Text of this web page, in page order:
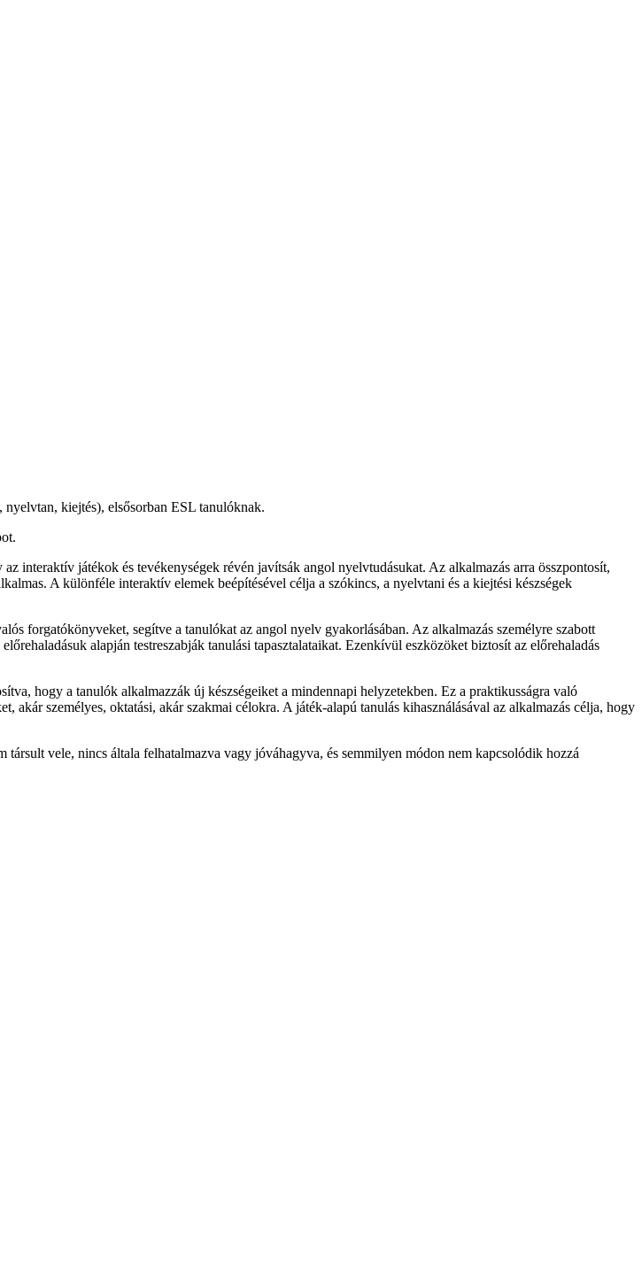
kiejtés), elsősorban ESL tanulóknak.
interaktív játékok és tevékenységek révén javítsák angol nyelvtudásukat. Az alkalmazás arra összpontosít,
A különféle interaktív elemek beépítésével célja a szókincs, a nyelvtani és a kiejtési készségek
forgatókönyveket, segítve a tanulókat az angol nyelv gyakorlásában. Az alkalmazás személyre szabott
alapján testreszabják tanulási tapasztalataikat. Ezenkívül eszközöket biztosít az előrehaladás
hogy a tanulók alkalmazzák új készségeiket a mindennapi helyzetekben. Ez a praktikusságra való
személyes, oktatási, akár szakmai célokra. A játék-alapú tanulás kihasználásával az alkalmazás célja, hogy
vele, nincs általa felhatalmazva vagy jóváhagyva, és semmilyen módon nem kapcsolódik hozzá